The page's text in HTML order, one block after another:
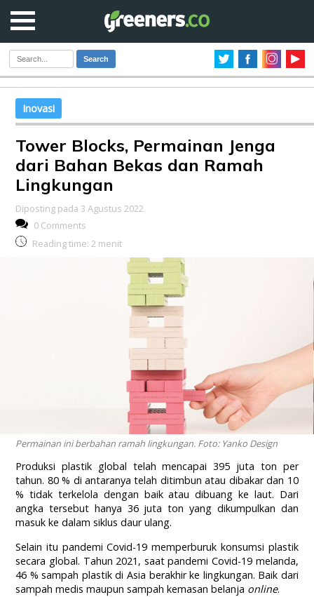
Search
Inovasi
Tower Blocks, Permainan Jenga
dari Bahan Bekas dan Ramah
Lingkungan
Diposting pada 3 Agustus 2022
0 Comments
Reading time: 2 menit
Permainan ini berbahan ramah lingkungan. Foto: Yanko Design
Produksi plastik global telah mencapai 395 juta ton per
tahun. 80 % di antaranya telah ditimbun atau dibakar dan 10
% tidak terkelola dengan baik atau dibuang ke laut. Dari
angka tersebut hanya 36 juta ton yang dikumpulkan dan
masuk ke dalam siklus daur ulang.
Selain itu pandemi Covid-19 memperburuk konsumsi plastik
secara global. Tahun 2021, saat pandemi Covid-19 melanda,
46 % sampah plastik di Asia berakhir ke lingkungan. Baik dari
sampah medis maupun sampah kemasan belanja online.